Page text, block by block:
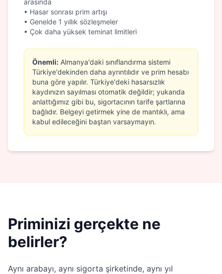
arasında
• Hasar sonrası prim artışı
• Genelde 1 yıllık sözleşmeler
• Çok daha yüksek teminat limitleri
Önemli: Almanya'daki sınıflandırma sistemi
Türkiye'dekinden daha ayrıntılıdır ve prim hesabı
buna göre yapılır. Türkiye'deki hasarsızlık
kaydınızın sayılması otomatik değildir; yukarıda
anlattığımız gibi bu, sigortacının tarife şartlarına
bağlıdır. Belgeyi getirmek yine de mantıklı, ama
kabul edileceğini baştan varsaymayın.
Priminizi gerçekte ne
belirler?
Aynı arabayı, aynı sigorta şirketinde, aynı yıl